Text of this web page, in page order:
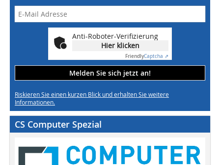
Anti-Roboter-Verifizierung
Hier klicken
FriendlyCaptcha ⇗
Melden Sie sich jetzt an!
Riskieren Sie einen kurzen Blick und erhalten Sie weitere
Informationen.
CS Computer Spezial